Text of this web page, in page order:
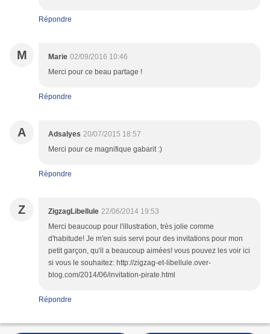
Répondre
M Marie 02/09/2016 10:46
Merci pour ce beau partage !
Répondre
A Adsalyes 20/07/2015 18:57
Merci pour ce magnifique gabarit :)
Répondre
Z ZigzagLibellule 22/06/2014 19:53
Merci beaucoup pour l'illustration, très jolie comme
d'habitude! Je m'en suis servi pour des invitations pour mon
petit garçon, qu'il a beaucoup aimées! vous pouvez les voir ici
si vous le souhaitez: http://zigzag-et-libellule.over-
blog.com/2014/06/invitation-pirate.html
Répondre